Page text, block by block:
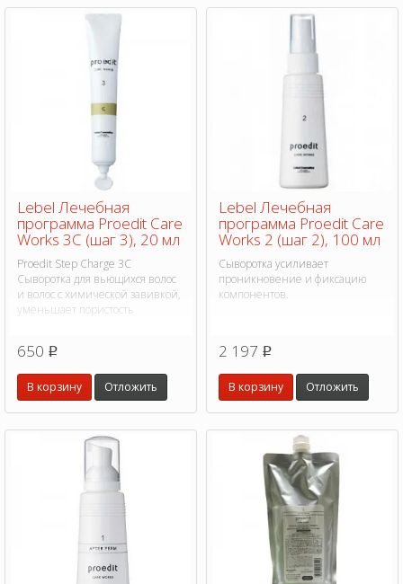
Lebel Лечебная
программа Proedit Care
Works 3C (шаг 3), 20 мл
Proedit Step Charge 3C
Сыворотка для вьющихся волос
и волос с химической завивкой,
уменьшает пористость
650 p
В корзину Отложить
Lebel Лечебная
программа Proedit Care
Works 2 (шаг 2), 100 мл
Сыворотка усиливает
проникновение и фиксацию
компонентов.
2 197 p
В корзину Отложить